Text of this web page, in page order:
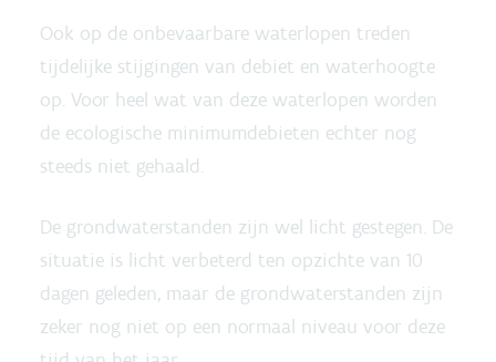
Ook op de onbevaarbare waterlopen treden
tijdelijke stijgingen van debiet en waterhoogte
op. Voor heel wat van deze waterlopen worden
de ecologische minimumdebieten echter nog
steeds niet gehaald.
De grondwaterstanden zijn wel licht gestegen. De
situatie is licht verbeterd ten opzichte van 10
dagen geleden, maar de grondwaterstanden zijn
zeker nog niet op een normaal niveau voor deze